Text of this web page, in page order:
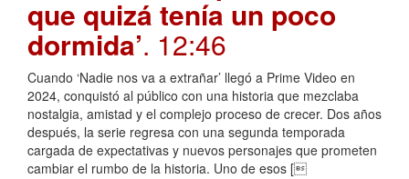
que quizá tenía un poco
dormida’. 12:46
Cuando ‘Nadie nos va a extrañar’ llegó a Prime Video en
2024, conquistó al público con una historia que mezclaba
nostalgia, amistad y el complejo proceso de crecer. Dos años
después, la serie regresa con una segunda temporada
cargada de expectativas y nuevos personajes que prometen
cambiar el rumbo de la historia. Uno de esos [